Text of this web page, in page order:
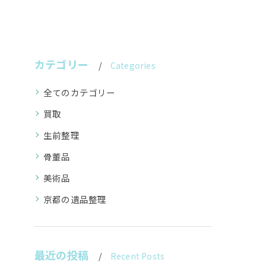
カテゴリー Categories
全てのカテゴリー
買取
生前整理
骨董品
美術品
京都の遺品整理
最近の投稿 Recent Posts